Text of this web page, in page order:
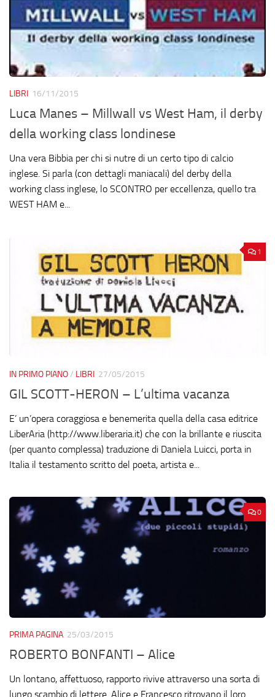
LIBRI 16/11/2015
Luca Manes – Millwall vs West Ham, il derby
della working class londinese
Una vera Bibbia per chi si nutre di un certo tipo di calcio
inglese. Si parla (con dettagli maniacali) del derby della
working class inglese, lo SCONTRO per eccellenza, quello tra
WEST HAM e...
1
IN PRIMO PIANO/ LIBRI 27/05/2015
GIL SCOTT-HERON – L’ultima vacanza
E’ un’opera coraggiosa e benemerita quella della casa editrice
LiberAria (http://www.liberaria.it) che con la brillante e riuscita
(per quanto complessa) traduzione di Daniela Luicci, porta in
Italia il testamento scritto del poeta, artista e...
0
PRIMA PAGINA 25/03/2015
ROBERTO BONFANTI – Alice
Un lontano, affettuoso, rapporto rivive attraverso una sorta di
lungo scambio di lettere. Alice e Francesco ritrovano il loro